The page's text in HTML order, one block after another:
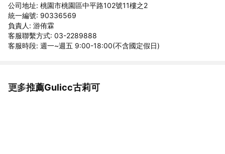
公司地址: 桃園市桃園區中平路102號11樓之2
統一編號: 90336569
負責人: 游侑霖
客服聯繫方式: 03-2289888
客服時段: 週一~週五 9:00-18:00(不含國定假日)
更多推薦Gulicc古莉可
看更多